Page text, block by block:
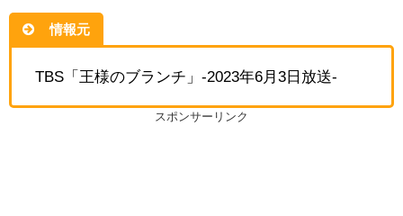
情報元
TBS「王様のブランチ」-2023年6月3日放送-
スポンサーリンク